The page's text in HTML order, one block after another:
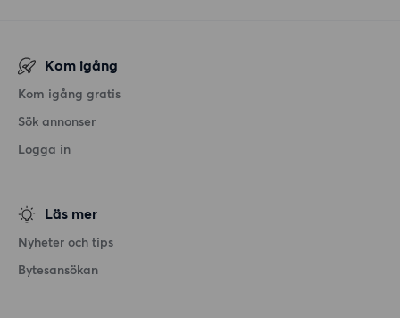
Kom igång
Kom igång gratis
Sök annonser
Logga in
Läs mer
Nyheter och tips
Bytesansökan